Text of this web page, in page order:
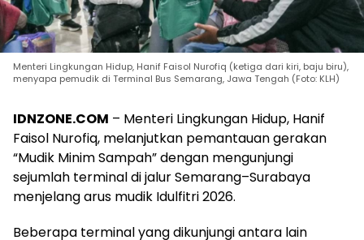
Menteri Lingkungan Hidup, Hanif Faisol Nurofiq (ketiga dari kiri, baju biru),
menyapa pemudik di Terminal Bus Semarang, Jawa Tengah (Foto: KLH)
IDNZONE.COM – Menteri Lingkungan Hidup, Hanif
Faisol Nurofiq, melanjutkan pemantauan gerakan
“Mudik Minim Sampah” dengan mengunjungi
sejumlah terminal di jalur Semarang–Surabaya
menjelang arus mudik Idulfitri 2026.
Beberapa terminal yang dikunjungi antara lain